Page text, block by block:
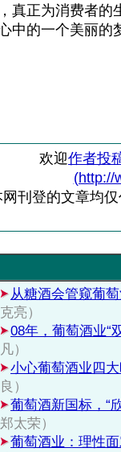
真正为消费者的
中的一个美丽的
欢迎作者投
(http://
网刊登的文章均
从糖酒会管窥葡
克亮）
08年，葡萄酒业“
凡）
小心葡萄酒业四
良）
葡萄酒新国标，“
郑太荣）
葡萄酒业：理性